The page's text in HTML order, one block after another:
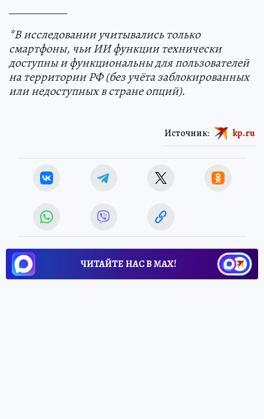
*В исследовании учитывались только
смартфоны, чьи ИИфункции технически
доступны и функциональны для пользователей
на территории РФ (без учёта заблокированных
или недоступных в стране опций).
Источник: kp.ru
ЧИТАЙТЕ НАС В МАХ!